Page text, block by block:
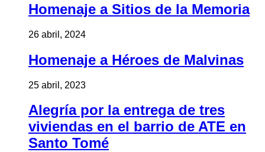
Homenaje a Sitios de la Memoria
26 abril, 2024
Homenaje a Héroes de Malvinas
25 abril, 2023
Alegría por la entrega de tres
viviendas en el barrio de ATE en
Santo Tomé